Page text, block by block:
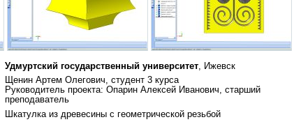
Удмуртский государственный университет, Ижевск
Щенин Артем Олегович, студент 3 курса
Руководитель проекта: Опарин Алексей Иванович, старший
преподаватель
Шкатулка из древесины с геометрической резьбой